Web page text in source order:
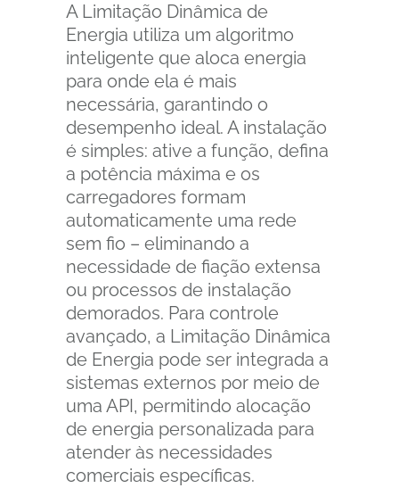
A Limitação Dinâmica de
Energia utiliza um algoritmo
inteligente que aloca energia
para onde ela é mais
necessária, garantindo o
desempenho ideal. A instalação
é simples: ative a função, defina
a potência máxima e os
carregadores formam
automaticamente uma rede
sem fio – eliminando a
necessidade de fiação extensa
ou processos de instalação
demorados. Para controle
avançado, a Limitação Dinâmica
de Energia pode ser integrada a
sistemas externos por meio de
uma API, permitindo alocação
de energia personalizada para
atender às necessidades
comerciais específicas.